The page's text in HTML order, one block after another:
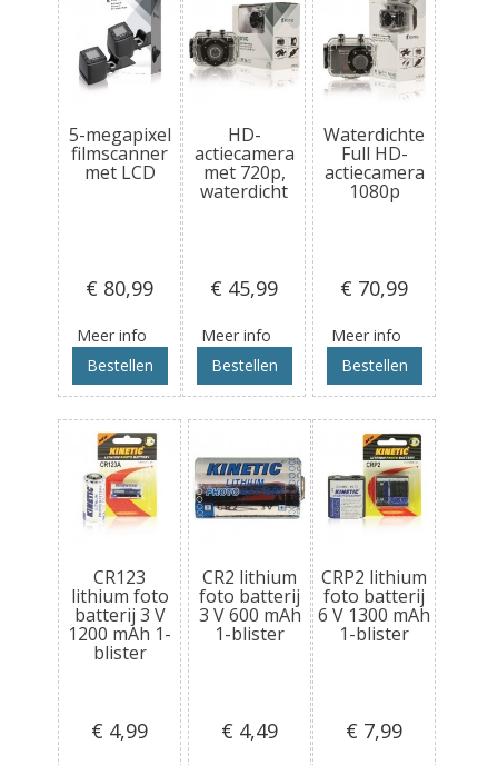
5-megapixel
filmscanner
met LCD
€ 80,99
Meer info
Bestellen
HD-
actiecamera
met 720p,
waterdicht
€ 45,99
Meer info
Bestellen
Waterdichte
Full HD-
actiecamera
1080p
€ 70,99
Meer info
Bestellen
CR123
lithium foto
batterij 3 V
1200 mAh 1-
blister
€ 4,99
CR2 lithium
foto batterij
3 V 600 mAh
1-blister
€ 4,49
CRP2 lithium
foto batterij
6 V 1300 mAh
1-blister
€ 7,99